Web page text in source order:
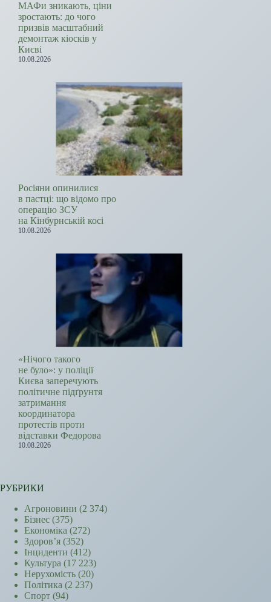
МАФи зникають, ціни
зростають: до чого
призвів масштабний
демонтаж кіосків у
Києві
10.08.2026
Росіяни опинилися
в пастці: що відомо про
операцію ЗСУ
на Кінбурнській косі
10.08.2026
«Нічого такого
не було»: у поліції
Києва заперечують
політичне підґрунтя
затримання
координатора
протестів проти
відставки Федорова
10.08.2026
РУБРИКИ
Агроновини (2 374)
Бізнес (375)
Економіка (272)
Здоров’я (352)
Інциденти (412)
Культура (17 223)
Нерухомість (20)
Політика (2 237)
Спорт (94)